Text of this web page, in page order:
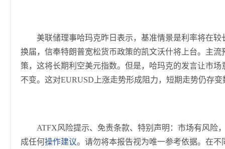
美联储理事哈玛克昨日表示，基准情景是利率将在
换届，信奉特朗普宽松货币政策的凯文沃什将上台。主
策，这将长期利空美元指数。但是，哈玛克的发言让市
不变。这对EURUSD上涨走势形成阻力，短期走势仍存变
ATFX风险提示、免责条款、特别声明：市场有风险
成任何操作建议。请勿将本报告视为唯一参考依据。在不